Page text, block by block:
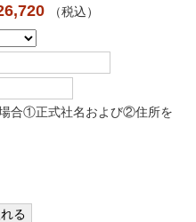
（税込）
合①正式社名および②住所を